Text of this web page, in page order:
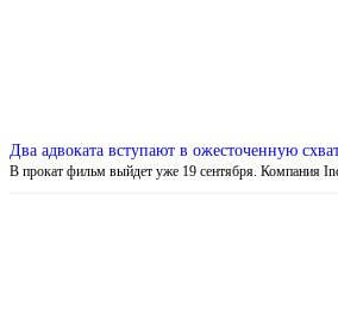
Два адвоката вступают в ожесточенную
В прокат фильм выйдет уже 19 сентября. Компания